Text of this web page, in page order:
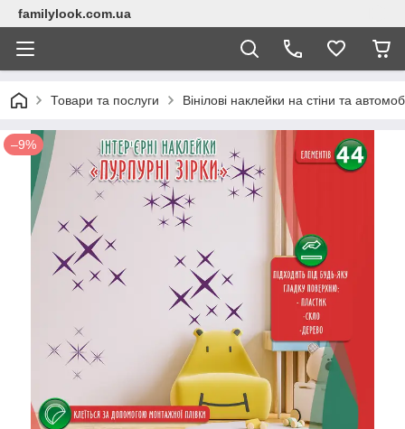
familylook.com.ua
Товари та послуги Вінілові наклейки на стіни та
–9%